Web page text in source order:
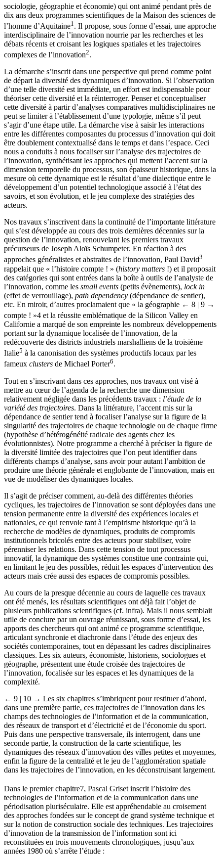
sociologie, géographie et économie) qui ont animé pendant près de
dix ans deux programmes scientifiques de la Maison des sciences de
l’homme d’Aquitaine1 . Il propose, sous forme d’essai, une approche
interdisciplinaire de l’innovation nourrie par les recherches et les
débats récents et croisant les logiques spatiales et les trajectoires
complexes de l’innovation2.
La démarche s’inscrit dans une perspective qui prend comme point
de départ la diversité des dynamiques d’innovation. Si l’observation
d’une telle diversité est immédiate, un effort est indispensable pour
théoriser cette diversité et la réinterroger. Penser et conceptualiser
cette diversité à partir d’analyses comparatives multidisciplinaires ne
peut se limiter à l’établissement d’une typologie, même s’il peut
s’agir d’une étape utile. La démarche vise à saisir les interactions
entre les différentes composantes du processus d’innovation qui doit
être doublement contextualisé dans le temps et dans l’espace. Ceci
nous a conduits à nous focaliser sur l’analyse des trajectoires de
l’innovation, synthétisant les approches qui mettent l’accent sur la
dimension temporelle du processus, son épaisseur historique, dans la
mesure où cette dynamique est le résultat d’une dialectique entre le
développement d’un potentiel technologique associé à l’état des
savoirs, et son évolution, et le jeu complexe des stratégies des
acteurs.
Nos travaux s’inscrivent dans la continuité de l’importante littérature
qui s’est développée au cours des trois dernières décennies sur la
question de l’innovation, renouvelant les premiers travaux
précurseurs de Joseph Aloïs Schumpeter. En réaction à des
approches généralistes et abstraites de l’innovation, Paul David3
rappelait que « l’histoire compte ! » (history matters !) et il proposait
des catégories qui sont entrées dans la boîte à outils de l’analyste de
l’innovation, comme les small events (petits évènements), lock in
(effet de verrouillage), path dependency (dépendance de sentier),
etc. En miroir, d’autres proclamaient que « la géographie ← 8 | 9 →
compte ! »4 et la réussite emblématique de la Silicon Valley en
Californie a marqué de son empreinte les nombreux développements
portant sur la dynamique localisée de l’innovation, de la
redécouverte des districts industriels marshalliens de la troisième
Italie5 à la canonisation des systèmes productifs locaux par les
fameux clusters de Michael Porter6.
Tout en s’inscrivant dans ces approches, nos travaux ont visé à
mettre au cœur de l’agenda de la recherche une dimension
relativement négligée dans les précédents travaux : l’étude de la
variété des trajectoires. Dans la littérature, l’accent mis sur la
dépendance de sentier tend à focaliser l’analyse sur la figure de la
singularité des trajectoires de chaque technologie ou de chaque firme
(hypothèse d’hétérogénéité radicale des agents chez les
évolutionnistes). Notre programme a cherché à préciser la figure de
la diversité limitée des trajectoires que l’on peut identifier dans
différents champs d’analyse, sans avoir pour autant l’ambition de
produire une théorie générale et englobante de l’innovation, mais en
vue de modéliser des dynamiques locales.
Il s’agit de préciser comment, au-delà des différentes théories
cycliques, les trajectoires de l’innovation se sont déployées dans une
tension permanente entre la diversité des expériences locales et
nationales, ce qui renvoie tant à l’empirisme historique qu’à la
recherche de modèles de dynamiques, produits de compromis
institutionnels bricolés entre des acteurs pour stabiliser, voire
pérenniser les relations. Dans cette tension de tout processus
innovatif, la dynamique des systèmes constitue une contrainte qui,
en limitant le jeu des possibles, réduit les espaces d’intervention des
acteurs mais crée aussi des espaces de compromis possibles.
Au cours de la presque décennie au cours de laquelle ces travaux
ont été menés, les résultats scientifiques ont déjà fait l’objet de
plusieurs publications scientifiques (cf. infra). Mais il nous semblait
utile de conclure par un ouvrage réunissant, sous forme d’essai, les
apports des chercheurs qui ont animé ce programme scientifique,
articulant synchronie et diachronie dans l’étude des enjeux des
sociétés contemporaines, tout en dépassant les cadres disciplinaires
classiques. Les six auteurs, économiste, historiens, sociologues et
géographe, présentent une étude croisée des trajectoires de
l’innovation, focalisée sur les espaces et les dynamiques de la
complexité.
← 9 | 10 → Les six chapitres s’imbriquent pour restituer d’abord,
dans une première partie, ces trajectoires de l’innovation dans les
champs des technologies de l’information et de la communication,
des réseaux de transport et d’électricité et de l’économie du sport.
Puis dans une perspective transversale, ils interrogent, dans une
seconde partie, la construction de la carte scientifique, les
dynamiques des réseaux d’innovation des villes petites et moyennes,
enfin la figure de la centralité et le jeu de l’agglomération spatiale
dans les trajectoires de l’innovation, en les déconstruisant largement.
Dans le premier chapitre7, Pascal Griset inscrit l’histoire des
technologies de l’information et de la communication dans une
périodisation pluriséculaire. Elle est appréhendable au croisement
des approches fondées sur le concept de grand système technique et
sur la notion de construction sociale des techniques. Les trajectoires
d’innovation de la transmission de l’information sont ici
reconstituées en trois mouvements chronologiques, jusqu’aux
années 1980 où s’arrête l’étude :